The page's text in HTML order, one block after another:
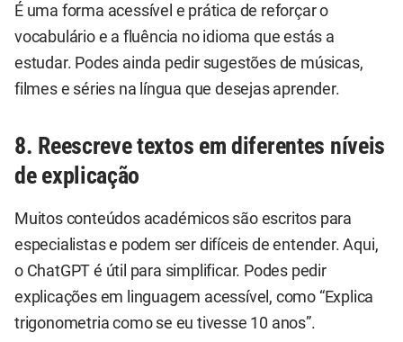
É uma forma acessível e prática de reforçar o
vocabulário e a fluência no idioma que estás a
estudar. Podes ainda pedir sugestões de músicas,
filmes e séries na língua que desejas aprender.
8. Reescreve textos em diferentes níveis
de explicação
Muitos conteúdos académicos são escritos para
especialistas e podem ser difíceis de entender. Aqui,
o ChatGPT é útil para simplificar. Podes pedir
explicações em linguagem acessível, como “Explica
trigonometria como se eu tivesse 10 anos”.